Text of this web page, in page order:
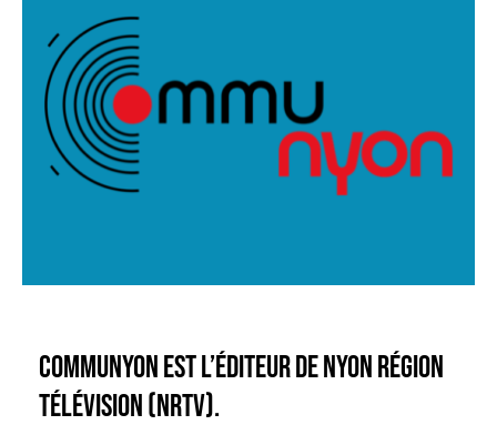
Communyon est l’éditeur de Nyon Région
Télévision (NRTV).